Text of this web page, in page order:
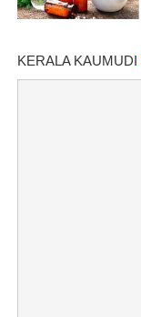
KERALA KAUMUDI